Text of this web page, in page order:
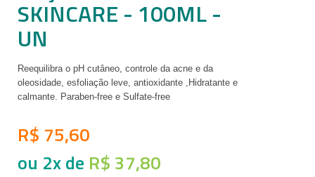
SKINCARE - 100ML -
UN
Reequilibra o pH cutâneo, controle da acne e da
oleosidade, esfoliação leve, antioxidante ,Hidratante e
calmante. Paraben-free e Sulfate-free
R$ 75,60
ou 2xde R$ 37,80